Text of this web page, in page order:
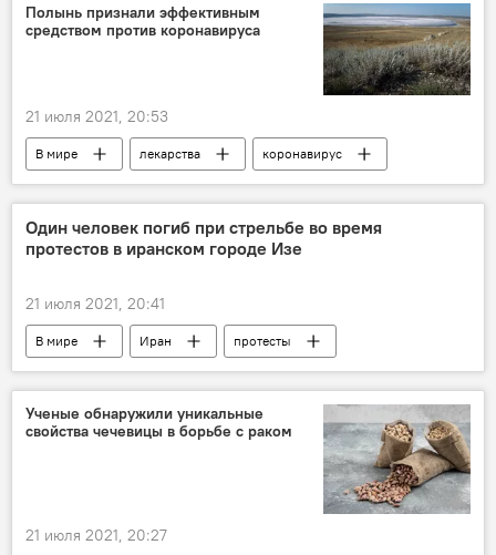
Полынь признали эффективным
средством против коронавируса
21 июля 2021, 20:53
В мире лекарства коронавирус
Один человек погиб при стрельбе во время
протестов в иранском городе Изе
21 июля 2021, 20:41
В мире Иран
протесты
стрельба
Ученые обнаружили уникальные
свойства чечевицы в борьбе с раком
21 июля 2021, 20:27